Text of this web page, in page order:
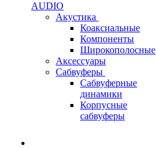
AUDIO
Акустика
Коаксиальные
Компоненты
Широкополосные
Аксессуары
Сабвуферы
Сабвуферные
динамики
Корпусные
сабвуферы